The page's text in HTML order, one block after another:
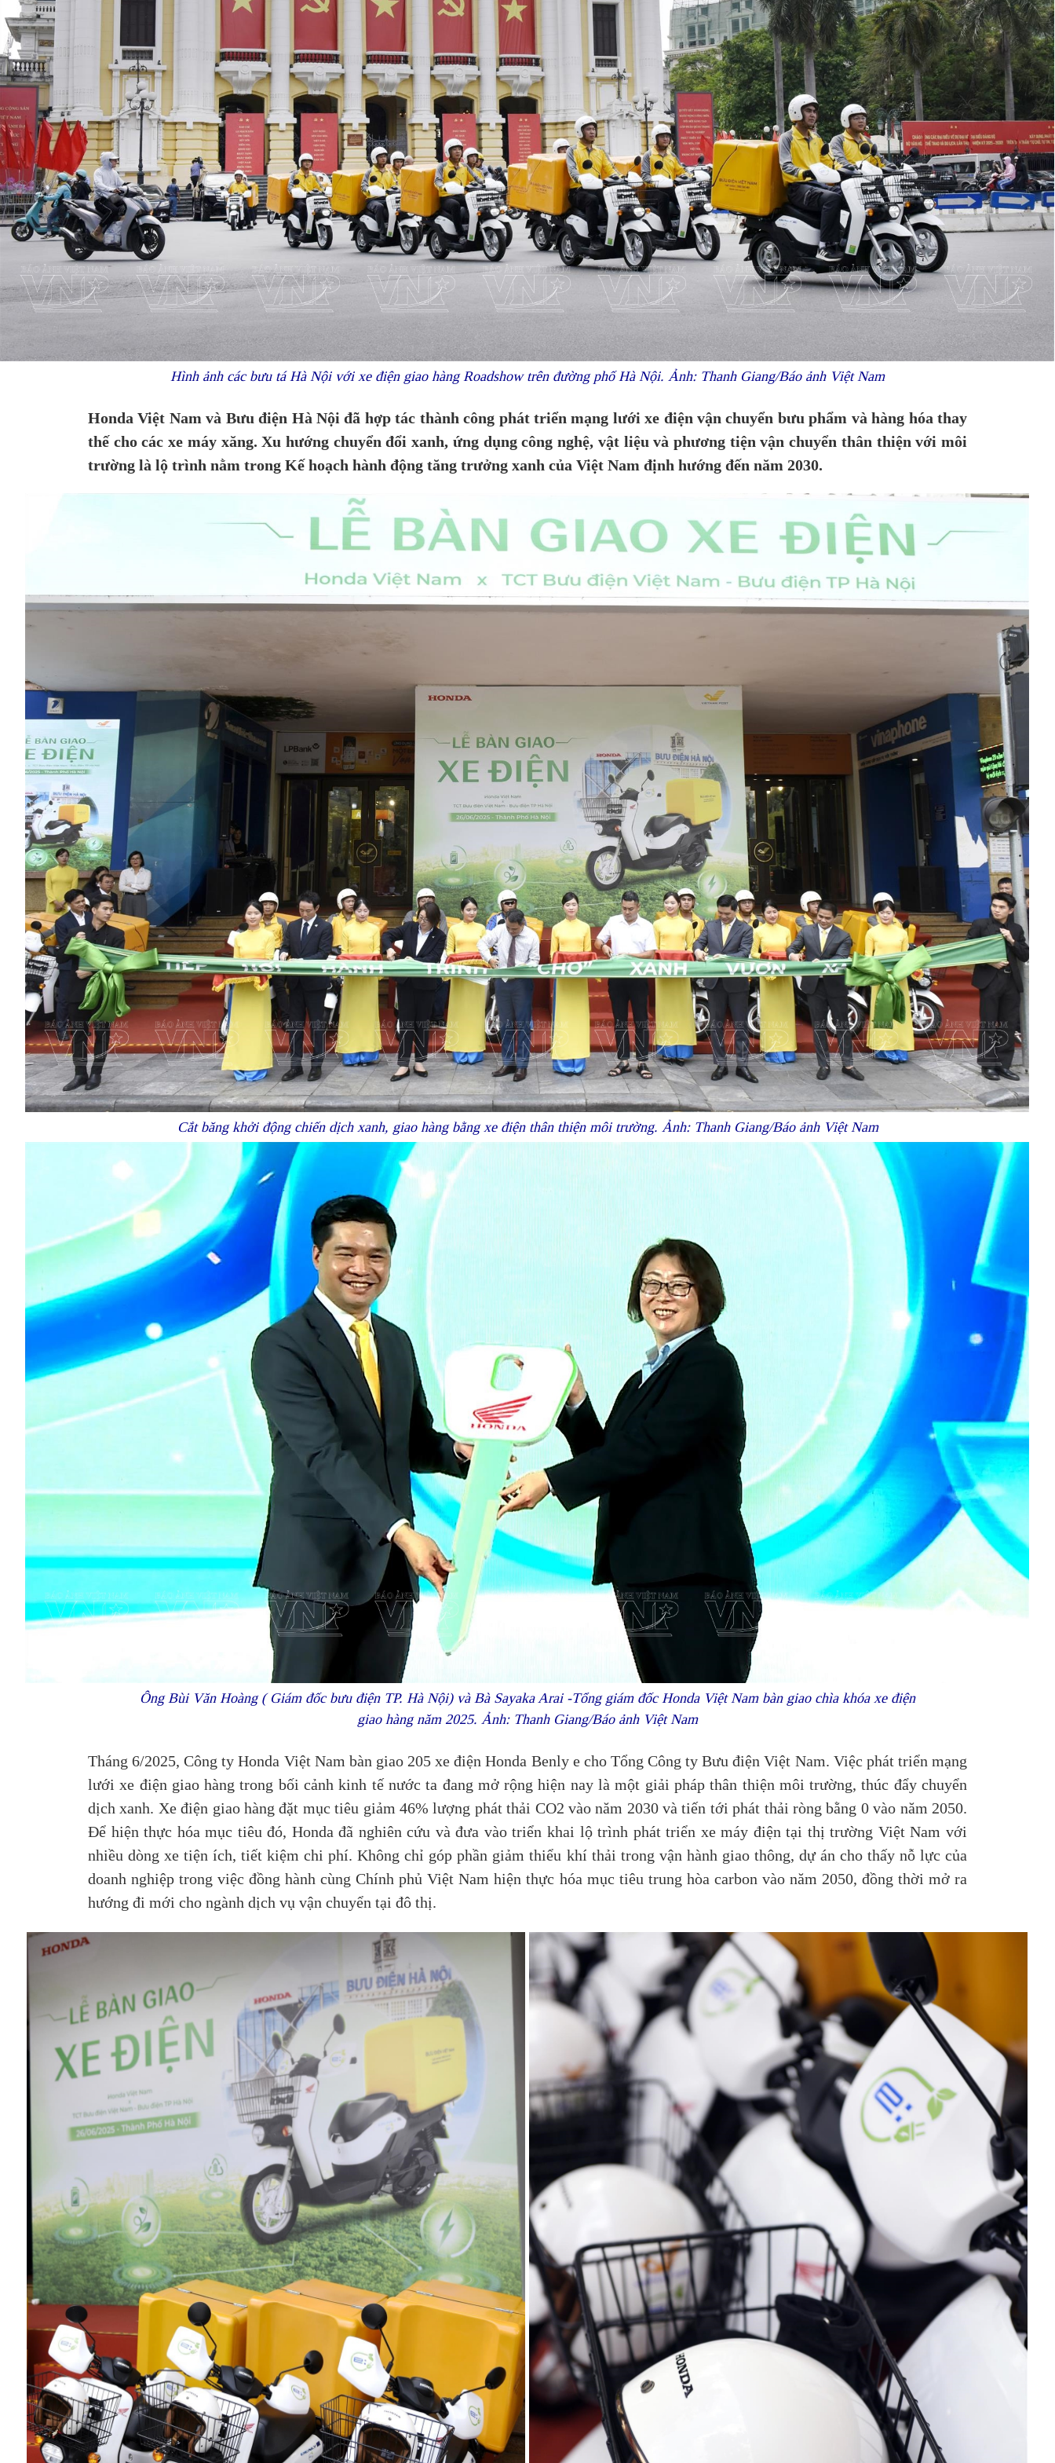
Hình ảnh các bưu tá Hà Nội với xe điện giao hàng Roadshow trên đường phố Hà Nội. Ảnh: Thanh Giang/Báo ảnh Việt Nam
Honda Việt Nam và Bưu điện Hà Nội đã hợp tác thành công phát triển mạng lưới xe điện vận chuyển bưu phẩm và hàng hóa thay
thế cho các xe máy xăng. Xu hướng chuyển đổi xanh, ứng dụng công nghệ, vật liệu và phương tiện vận chuyển thân thiện với môi
trường là lộ trình nằm trong Kế hoạch hành động tăng trưởng xanh của Việt Nam định hướng đến năm 2030.
Cắt băng khởi động chiến dịch xanh, giao hàng bằng xe điện thân thiện môi trường. Ảnh: Thanh Giang/Báo ảnh Việt Nam
Ông Bùi Văn Hoàng ( Giám đốc bưu điện TP. Hà Nội) và Bà Sayaka Arai -Tổng giám đốc Honda Việt Nam bàn giao chìa khóa xe điện
giao hàng năm 2025. Ảnh: Thanh Giang/Báo ảnh Việt Nam
Tháng 6/2025, Công ty Honda Việt Nam bàn giao 205 xe điện Honda Benly e cho Tổng Công ty Bưu điện Việt Nam. Việc phát triển mạng
lưới xe điện giao hàng trong bối cảnh kinh tế nước ta đang mở rộng hiện nay là một giải pháp thân thiện môi trường, thúc đẩy chuyển
dịch xanh. Xe điện giao hàng đặt mục tiêu giảm 46% lượng phát thải CO2 vào năm 2030 và tiến tới phát thải ròng bằng 0 vào năm 2050.
Để hiện thực hóa mục tiêu đó, Honda đã nghiên cứu và đưa vào triển khai lộ trình phát triển xe máy điện tại thị trường Việt Nam với
nhiều dòng xe tiện ích, tiết kiệm chi phí. Không chỉ góp phần giảm thiểu khí thải trong vận hành giao thông, dự án cho thấy nỗ lực của
doanh nghiệp trong việc đồng hành cùng Chính phủ Việt Nam hiện thực hóa mục tiêu trung hòa carbon vào năm 2050, đồng thời mở ra
hướng đi mới cho ngành dịch vụ vận chuyển tại đô thị.